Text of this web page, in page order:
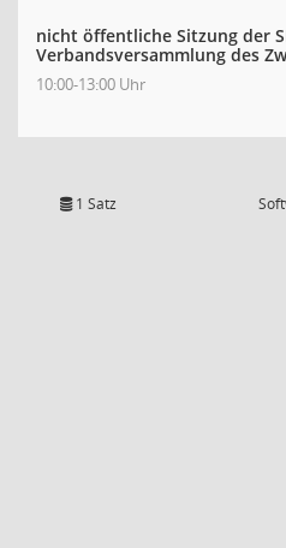
nicht öffentliche Sitzung der
Verbandsversammlung des
10:00-13:00 Uhr
1 Satz